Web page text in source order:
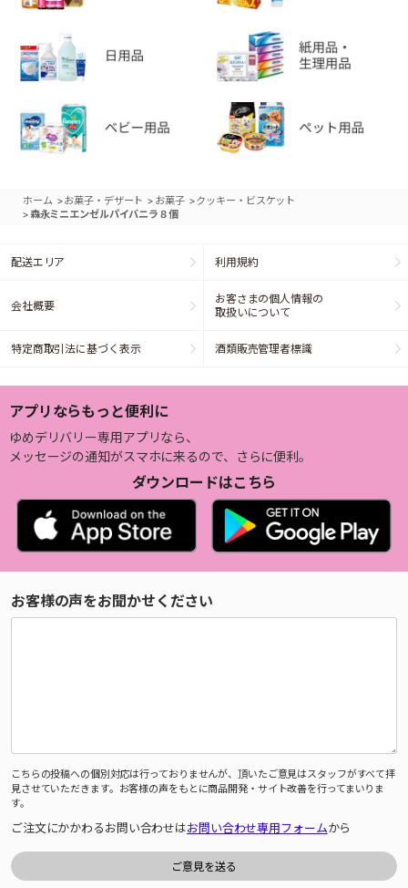
ホーム >お菓子・デザート > お菓子 >クッキー・ビスケット
> 森永ミニエンゼルパイバニラ８個
配送エリア 利用規約
会社概要
お客さまの個人情報の
取扱いについて
特定商取引法に基づく表示 酒類販売管理者標識
アプリならもっと便利に
ゆめデリバリー専用アプリなら、
メッセージの通知がスマホに来るので、さらに便利。
ダウンロードはこちら
お客様の声をお聞かせください
こちらの投稿への個別対応は行っておりませんが、頂いたご意見はスタッフがすべて拝
見させていただきます。お客様の声をもとに商品開発・サイト改善を行ってまいりま
す。
ご注文にかかわるお問い合わせはお問い合わせ専用フォームから